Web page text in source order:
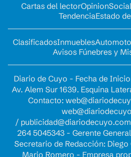
Cartas del lectorOpinion
TendenciaEstado
ClasificadosInmuebles
Avisos Fúnebres y
Diario de Cuyo - Fecha de
Av. Alem Sur 1639. Esquina
Contacto:
/
264 5045343 - Gerente
Secretario de Redacción:
Mario Romero - Empresa